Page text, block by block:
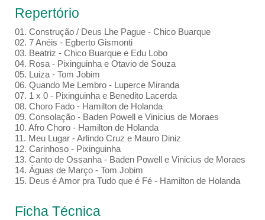
Repertório
01. Construção / Deus Lhe Pague - Chico Buarque
02. 7 Anéis - Egberto Gismonti
03. Beatriz - Chico Buarque e Edu Lobo
04. Rosa - Pixinguinha e Otavio de Souza
05. Luiza - Tom Jobim
06. Quando Me Lembro - Luperce Miranda
07. 1 x 0 - Pixinguinha e Benedito Lacerda
08. Choro Fado - Hamilton de Holanda
09. Consolação - Baden Powell e Vinicius de Moraes
10. Afro Choro - Hamilton de Holanda
11. Meu Lugar - Arlindo Cruz e Mauro Diniz
12. Carinhoso - Pixinguinha
13. Canto de Ossanha - Baden Powell e Vinicius de Moraes
14. Águas de Março - Tom Jobim
15. Deus é Amor pra Tudo que é Fé - Hamilton de Holanda
Ficha Técnica